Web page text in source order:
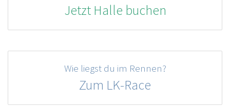
Jetzt Halle buchen
Wie liegst du im Rennen?
Zum LK-Race